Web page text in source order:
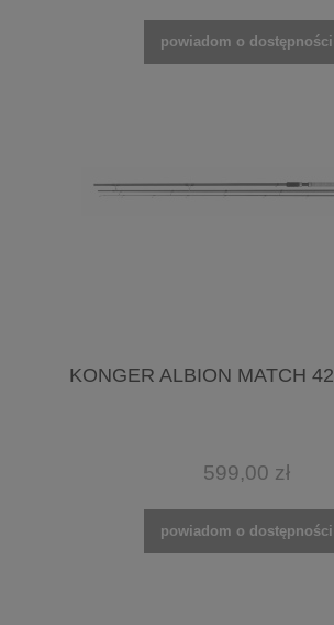
powiadom o dostępności
KONGER ALBION MATCH
599,00 zł
powiadom o dostępności